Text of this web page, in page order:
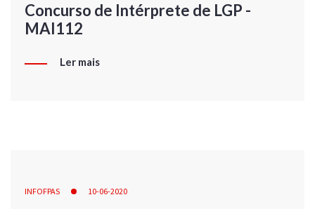
Concurso de Intérprete de LGP -
MAI112
Ler mais
INFOFPAS 10-06-2020